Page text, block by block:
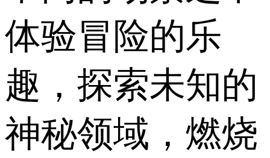
体验冒险的乐
趣，探索未知的
神秘领域，燃烧